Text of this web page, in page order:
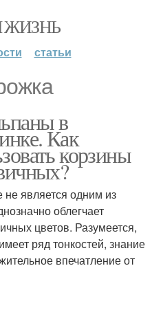
ЖИЗНЬ
статьи
в
Как
корзины
является одним из
облегчает
цветов. Разумеется,
ряд тонкостей, знание
впечатление от